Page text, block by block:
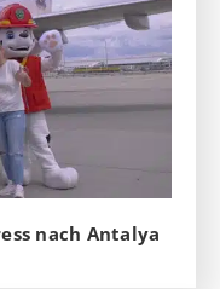
nach Antalya